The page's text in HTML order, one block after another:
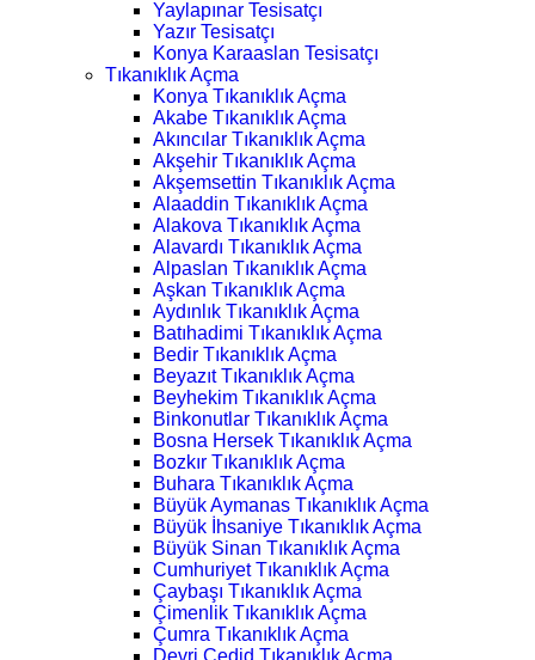
Yaylapınar Tesisatçı
Yazır Tesisatçı
Konya Karaaslan Tesisatçı
Tıkanıklık Açma
Konya Tıkanıklık Açma
Akabe Tıkanıklık Açma
Akıncılar Tıkanıklık Açma
Akşehir Tıkanıklık Açma
Akşemsettin Tıkanıklık Açma
Alaaddin Tıkanıklık Açma
Alakova Tıkanıklık Açma
Alavardı Tıkanıklık Açma
Alpaslan Tıkanıklık Açma
Aşkan Tıkanıklık Açma
Aydınlık Tıkanıklık Açma
Batıhadimi Tıkanıklık Açma
Bedir Tıkanıklık Açma
Beyazıt Tıkanıklık Açma
Beyhekim Tıkanıklık Açma
Binkonutlar Tıkanıklık Açma
Bosna Hersek Tıkanıklık Açma
Bozkır Tıkanıklık Açma
Buhara Tıkanıklık Açma
Büyük Aymanas Tıkanıklık Açma
Büyük İhsaniye Tıkanıklık Açma
Büyük Sinan Tıkanıklık Açma
Cumhuriyet Tıkanıklık Açma
Çaybaşı Tıkanıklık Açma
Çimenlik Tıkanıklık Açma
Çumra Tıkanıklık Açma